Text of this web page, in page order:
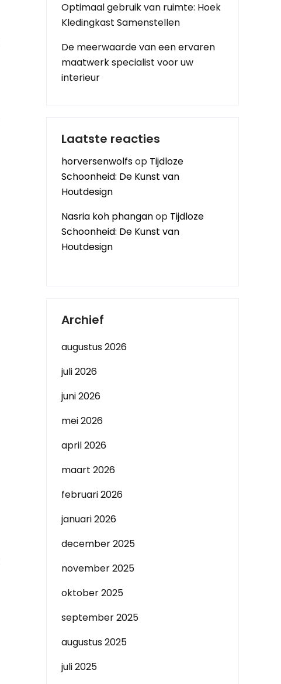
Optimaal gebruik van ruimte: Hoek
Kledingkast Samenstellen
De meerwaarde van een ervaren
maatwerk specialist voor uw
interieur
Laatste reacties
horversenwolfsop Tijdloze
Schoonheid: De Kunst van
Houtdesign
Nasria koh phanganop Tijdloze
Schoonheid: De Kunst van
Houtdesign
Archief
augustus 2026
juli 2026
juni 2026
mei 2026
april 2026
maart 2026
februari 2026
januari 2026
december 2025
november 2025
oktober 2025
september 2025
augustus 2025
juli 2025